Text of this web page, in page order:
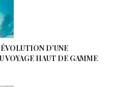
D’UNE
VOYAGE HAUT DE GAMME